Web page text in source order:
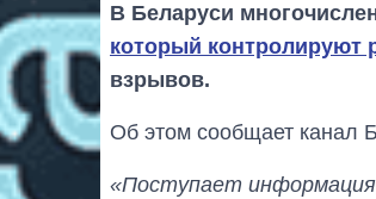
В Беларуси
который контролируют
взрывов.
Об этом сообщает канал
«Поступает